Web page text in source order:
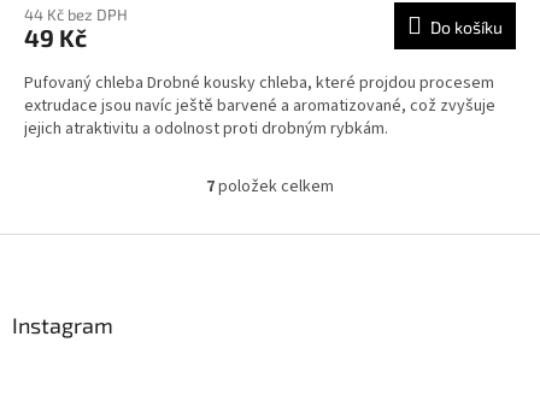
44 Kč bez DPH
49 Kč Do košíku
Pufovaný chleba Drobné kousky chleba, které projdou procesem
extrudace jsou navíc ještě barvené a aromatizované, což zvyšuje
jejich atraktivitu a odolnost proti drobným rybkám.
O
l
7položek celkem
Instagram